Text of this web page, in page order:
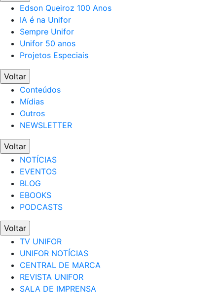
Edson Queiroz 100 Anos
IA é na Unifor
Sempre Unifor
Unifor 50 anos
Projetos Especiais
Voltar
Conteúdos
Mídias
Outros
NEWSLETTER
Voltar
NOTÍCIAS
EVENTOS
BLOG
EBOOKS
PODCASTS
Voltar
TV UNIFOR
UNIFOR NOTÍCIAS
CENTRAL DE MARCA
REVISTA UNIFOR
SALA DE IMPRENSA